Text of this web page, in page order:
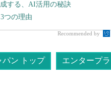
する、AI活用の秘訣
つの理由
Recommended by
パン トップ エンタープ